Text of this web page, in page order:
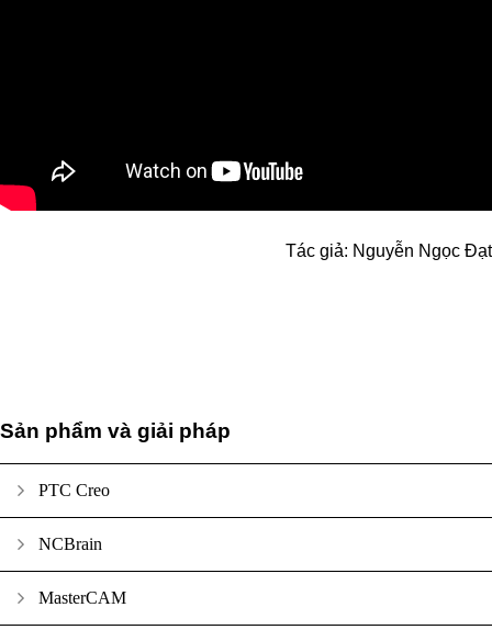
Tác giả: Nguyễn Ngọc Đạt
Sản phẩm và giải pháp
PTC Creo
NCBrain
MasterCAM